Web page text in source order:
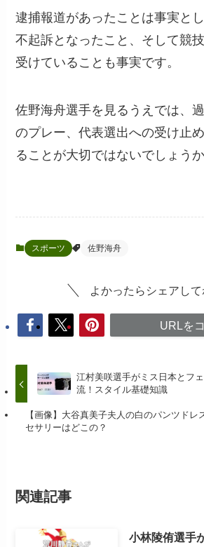
逮捕報道があったことは事実と
不起訴となったこと、そして競
受けていることも事実です。
佐野海舟選手を見るうえでは、
のプレー、代表選出への受け止
ることが大切ではないでしょうか
スポーツ 佐野海舟
よかったらシェアして
URLを
江村美咲選手がミス日本とフ
流！スタイル基礎知識
【画像】大谷真美子夫人の白のパンツドレ
セサリーはどこの？
関連記事
小林陵侑選手